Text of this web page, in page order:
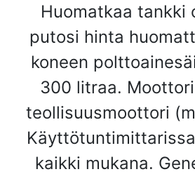
Huomatkaa tankki
putosi hinta
koneen
300 litraa.
teollisuusmoottori
kaikki mukana.